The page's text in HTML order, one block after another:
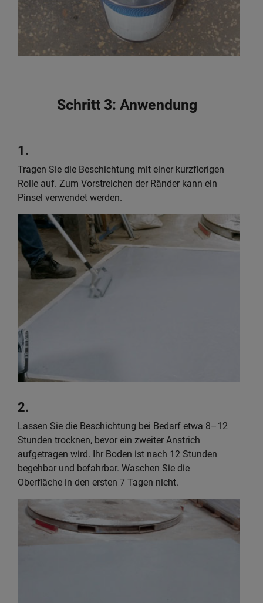
Schritt 3: Anwendung
1.
Tragen Sie die Beschichtung mit einer kurzflorigen
Rolle auf. Zum Vorstreichen der Ränder kann ein
Pinsel verwendet werden.
2.
Lassen Sie die Beschichtung bei Bedarf etwa 8–12
Stunden trocknen, bevor ein zweiter Anstrich
aufgetragen wird. Ihr Boden ist nach 12 Stunden
begehbar und befahrbar. Waschen Sie die
Oberfläche in den ersten 7 Tagen nicht.